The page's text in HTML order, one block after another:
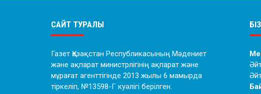
САЙТ ТУРАЛЫ
Газет Қазақстан Республикасының Мәдениет
және ақпарат министрлігінің ақпарат және
мұрағат агенттігінде 2013 жылы 6 мамырда
тіркеліп, №13598-Г куәлігі берілген.